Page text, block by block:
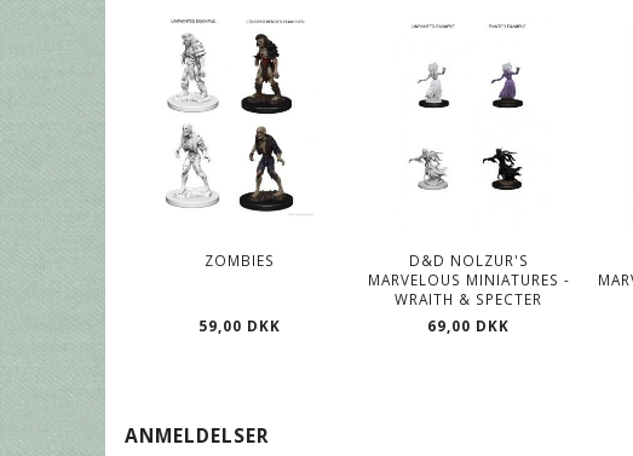
ZOMBIES
59,00 DKK
D&D NOLZUR'S
MARVELOUS MINIATURES -
WRAITH & SPECTER
69,00 DKK
ANMELDELSER